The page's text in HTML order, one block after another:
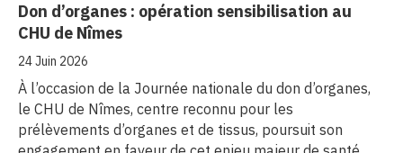
Don d’organes : opération sensibilisation au
CHU de Nîmes
24 Juin 2026
À l’occasion de la Journée nationale du don d’organes,
le CHU de Nîmes, centre reconnu pour les
prélèvements d’organes et de tissus, poursuit son